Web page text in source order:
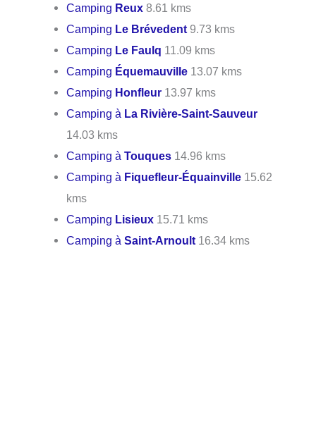
Camping Reux 8.61 kms
Camping Le Brévedent 9.73 kms
Camping Le Faulq 11.09 kms
Camping Équemauville 13.07 kms
Camping Honfleur 13.97 kms
Camping à La Rivière-Saint-Sauveur
14.03 kms
Camping àTouques 14.96 kms
Camping à Fiquefleur-Équainville 15.62
kms
Camping Lisieux 15.71 kms
Camping àSaint-Arnoult 16.34 kms